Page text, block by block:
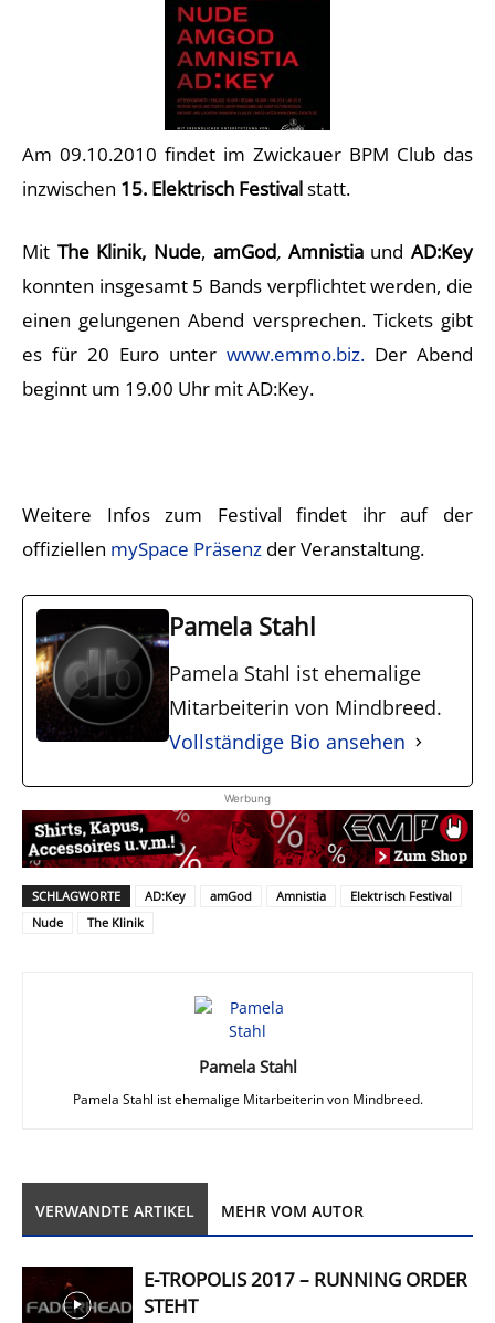
Am 09.10.2010 findet im Zwickauer BPM Club das
inzwischen 15. Elektrisch Festivalstatt.
Mit The Klinik, Nude, amGod, Amnistia undAD:Key
konnten insgesamt 5 Bands verpflichtet werden, die
einen gelungenen Abend versprechen. Tickets gibt
es für 20 Euro unter www.emmo.biz. Der Abend
beginnt um 19.00 Uhr mit AD:Key.
Weitere Infos zum Festival findet ihr auf der
offiziellen mySpace Präsenz der Veranstaltung.
Pamela Stahl
Pamela Stahl ist ehemalige
Mitarbeiterin von Mindbreed.
Vollständige Bio ansehen
Werbung
SCHLAGWORTE AD:Key amGod Amnistia
Elektrisch Festival
Nude
The Klinik
Pamela Stahl
Pamela Stahl ist ehemalige Mitarbeiterin von Mindbreed.
VERWANDTE ARTIKEL MEHR VOM AUTOR
E-TROPOLIS 2017 – RUNNING ORDER
STEHT